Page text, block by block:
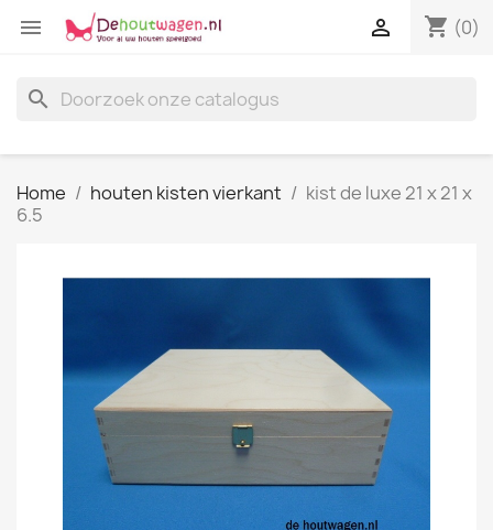
 shopping_cart (0)

search
Home houten kisten vierkant
kist de luxe 21 x 21 x
6.5